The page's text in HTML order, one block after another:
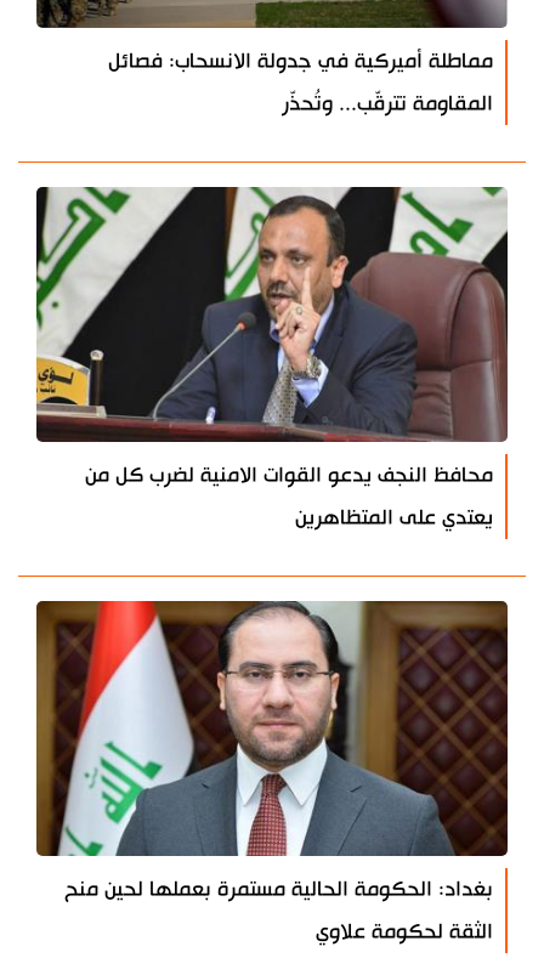
مماطلة أميركية في جدولة الانسحاب: فصائل
المقاومة تترقّب... وتُحذّر
محافظ النجف يدعو القوات الامنية لضرب كل من
يعتدي على المتظاهرين
بغداد: الحكومة الحالية مستمرة بعملها لحين منح
الثقة لحكومة علاوي